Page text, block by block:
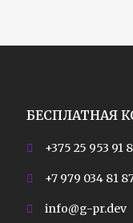
БЕСПЛАТНАЯ
+375 25 953 91
+7 979 034 81
info@g-pr.dev